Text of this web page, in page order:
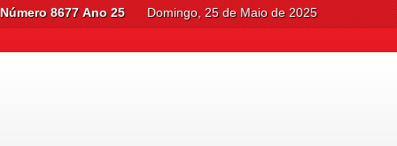
Número 8677 Ano 25 Domingo, 25 de Maio de 2025